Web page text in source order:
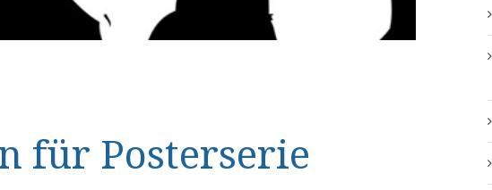
für Posterserie